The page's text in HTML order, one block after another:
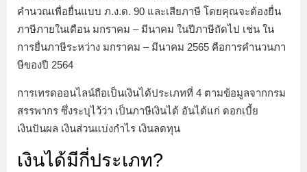
คำนวณเพื่อยื่นแบบ ภ.ง.ด. 90 และเสียภาษี โดยคุณจะต้องยื่น
ภาษีภายในเดือน มกราคม – มีนาคม ในปีภาษีถัดไป เช่น ใน
การยื่นภาษีระหว่าง มกราคม – มีนาคม 2565 คือการคำนวนภา
ษีของปี 2564
การเทรดออนไลน์ถือเป็นเงินได้ประเภทที่ 4 ตามข้อมูลจากกรม
สรรพากร ซึ่งระบุไว้ว่า เป็นภาษีเงินได้ อันได้แก่ ดอกเบี้ย
เงินปันผล เงินส่วนแบ่งกำไร เงินลดทุน
เงินได้มีกี่ประเภท?